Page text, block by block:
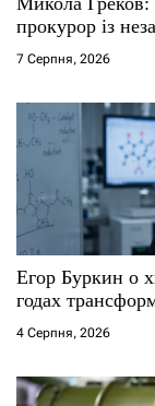
с
і
в
прокурор із
7 Серпня, 2026
Егор Буркин о
годах
4 Серпня, 2026